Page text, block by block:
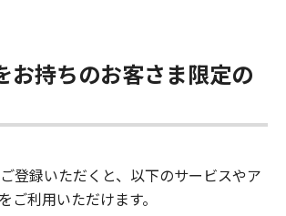
お持ちのお客さま限定の
ご登録いただくと、以下のサービスやア
ご利用いただけます。